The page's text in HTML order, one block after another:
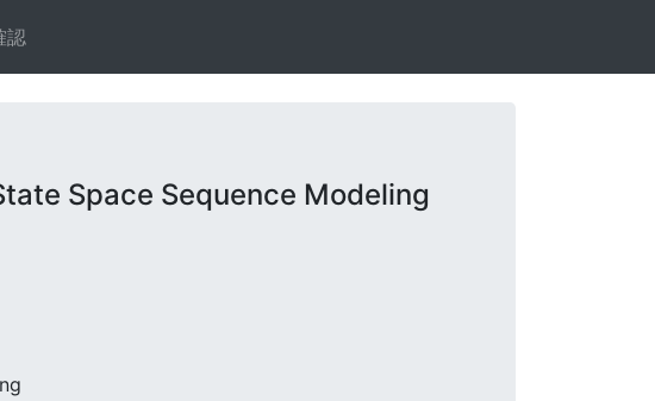
認
Space Sequence Modeling